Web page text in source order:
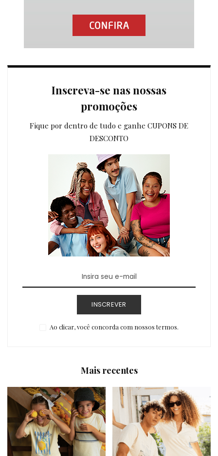
Inscreva-se nas nossas
promoções
Fique por dentro de tudo e ganhe CUPONS DE
DESCONTO
INSCREVER
Ao clicar, você concorda com nossos termos.
Mais recentes